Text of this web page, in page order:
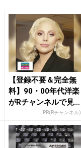
【登録不要＆完全無
料】90・00年代洋楽
がRチャンネルで見
PR(Rチャンネル)